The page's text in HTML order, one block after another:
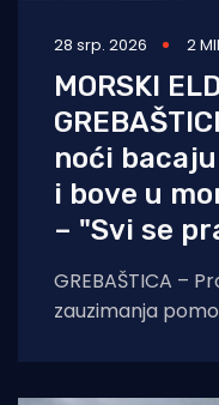
28 srp. 2026 2
MORSKI
noći
i bove u
– "Svi se
GREBAŠTICA –
zauzimanja